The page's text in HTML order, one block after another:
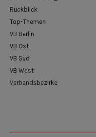
Rückblick
Top-Themen
VB Berlin
VB Ost
VB Süd
VB West
Verbandsbezirke